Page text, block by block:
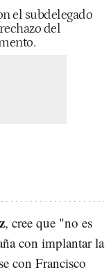
el subdelegado
del
, cree que "no es
con implantar la
con Francisco